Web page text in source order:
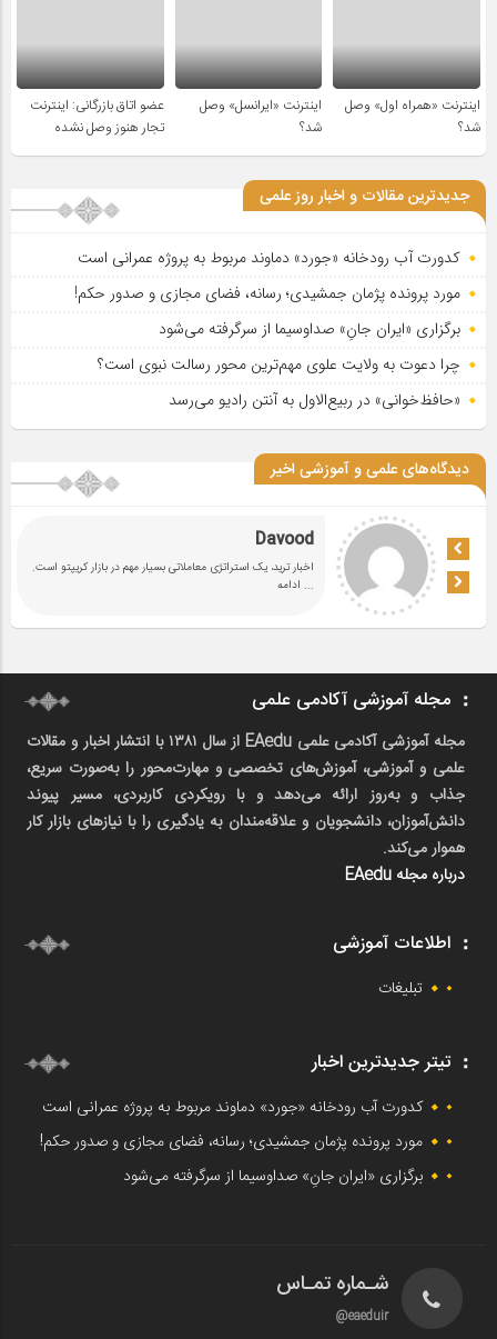
اینترنت «همراه اول» وصل
شد؟
اینترنت «ایرانسل» وصل
شد؟
عضو اتاق بازرگانی: اینترنت
تجار هنوز وصل نشده
جدیدترین مقالات و اخبار روز علمی
کدورت آب رودخانه «جورد» دماوند مربوط به پروژه عمرانی است
مورد پرونده پژمان جمشیدی؛ رسانه، فضای مجازی و صدور حکم!
برگزاری «ایران جانِ» صداوسیما از سرگرفته می‌شود
چرا دعوت به ولایت علوی مهم‌ترین محور رسالت نبوی است؟
«حافظ‌خوانی» در ربیع‌الاول به آنتن رادیو می‌رسد
دیدگاه‌های علمی و آموزشی اخیر
Davood
اخبار ترید، یک استراتژی معاملاتی بسیار مهم در بازار کریپتو است.
... ادامه
مجله آموزشی آکادمی علمی
مجله آموزشی آکادمی علمی EAedu از سال ۱۳۸۱ با انتشار اخبار و مقالات
علمی و آموزشی، آموزش‌های تخصصی و مهارت‌محور را به‌صورت سریع،
جذاب و به‌روز ارائه می‌دهد و با رویکردی کاربردی، مسیر پیوند
دانش‌آموزان، دانشجویان و علاقه‌مندان به یادگیری را با نیازهای بازار کار
هموار می‌کند.
درباره مجله EAedu
اطلاعات آموزشی
تبلیغات
تیتر جدیدترین اخبار
کدورت آب رودخانه «جورد» دماوند مربوط به پروژه عمرانی است
مورد پرونده پژمان جمشیدی؛ رسانه، فضای مجازی و صدور حکم!
برگزاری «ایران جانِ» صداوسیما از سرگرفته می‌شود
شـماره تمـاس
eaeduir@